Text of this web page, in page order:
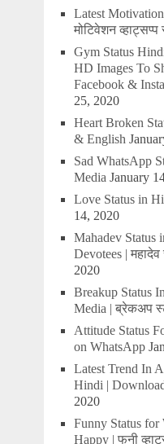
Latest
मोटिवेशन
Gym Status
HD Images To
Facebook &
25, 2020
Heart Broken
& English
Sad WhatsApp
Media January
Love Status in
14, 2020
Mahadev Status
Devotees | महादेव
2020
Breakup Status
Media | ब्रेकअप
Attitude Status
on WhatsApp
Latest Trend In
Hindi |
2020
Funny Status for
Happy | फनी